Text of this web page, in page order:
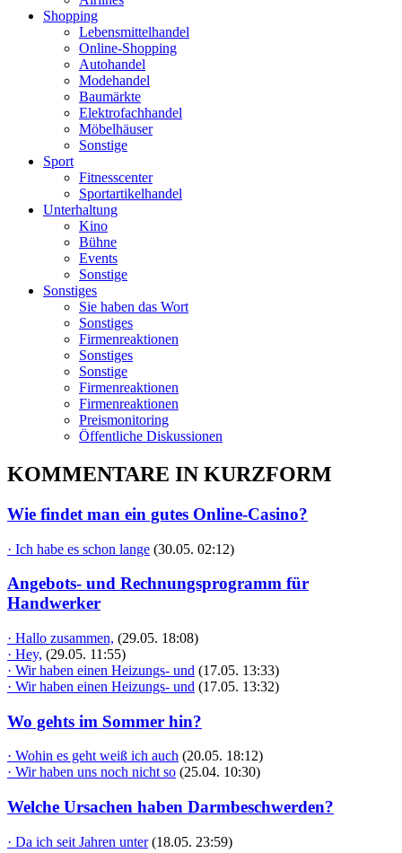
Shopping
Lebensmittelhandel
Online-Shopping
Autohandel
Modehandel
Baumärkte
Elektrofachhandel
Möbelhäuser
Sonstige
Sport
Fitnesscenter
Sportartikelhandel
Unterhaltung
Kino
Bühne
Events
Sonstige
Sonstiges
Sie haben das Wort
Sonstiges
Firmenreaktionen
Sonstiges
Sonstige
Firmenreaktionen
Firmenreaktionen
Preismonitoring
Öffentliche Diskussionen
KOMMENTARE IN KURZFORM
Wie findet man ein gutes Online-Casino?
· Ich habe es schon lange (30.05. 02:12)
Angebots- und Rechnungsprogramm für
Handwerker
· Hallo zusammen, (29.05. 18:08)
· Hey, (29.05. 11:55)
· Wir haben einen Heizungs- und (17.05. 13:33)
· Wir haben einen Heizungs- und (17.05. 13:32)
Wo gehts im Sommer hin?
· Wohin es geht weiß ich auch (20.05. 18:12)
· Wir haben uns noch nicht so (25.04. 10:30)
Welche Ursachen haben Darmbeschwerden?
· Da ich seit Jahren unter (18.05. 23:59)